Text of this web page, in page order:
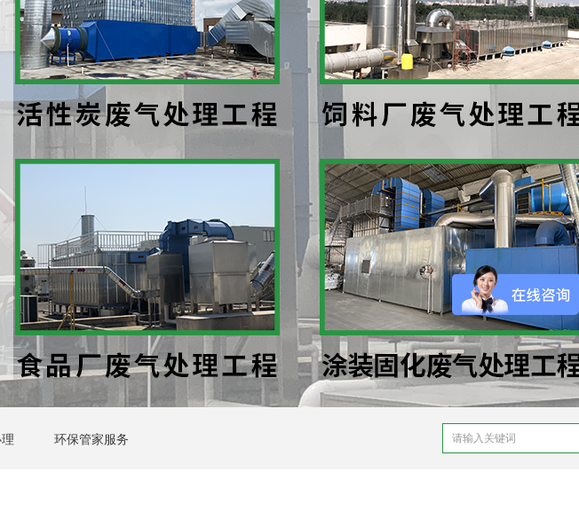
环保管家服务